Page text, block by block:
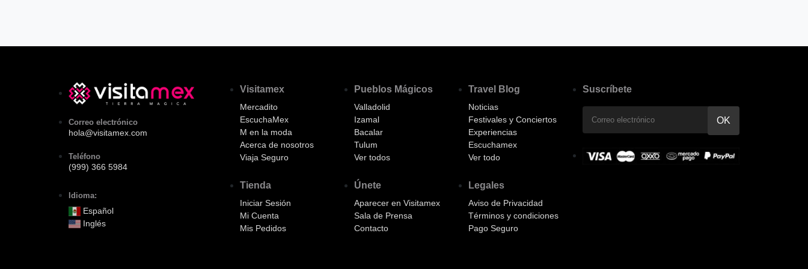
Correo electrónico
hola@visitamex.com
Teléfono
(999) 366 5984
Idioma:
Español
Inglés
Visitamex
Mercadito
EscuchaMex
M en la moda
Acerca de nosotros
Viaja Seguro
Tienda
Iniciar Sesión
Mi Cuenta
Mis Pedidos
Pueblos Mágicos
Valladolid
Izamal
Bacalar
Tulum
Ver todos
Únete
Aparecer en Visitamex
Sala de Prensa
Contacto
Travel Blog
Noticias
Festivales y Conciertos
Experiencias
Escuchamex
Ver todo
Legales
Aviso de Privacidad
Términos y condiciones
Pago Seguro
Suscríbete